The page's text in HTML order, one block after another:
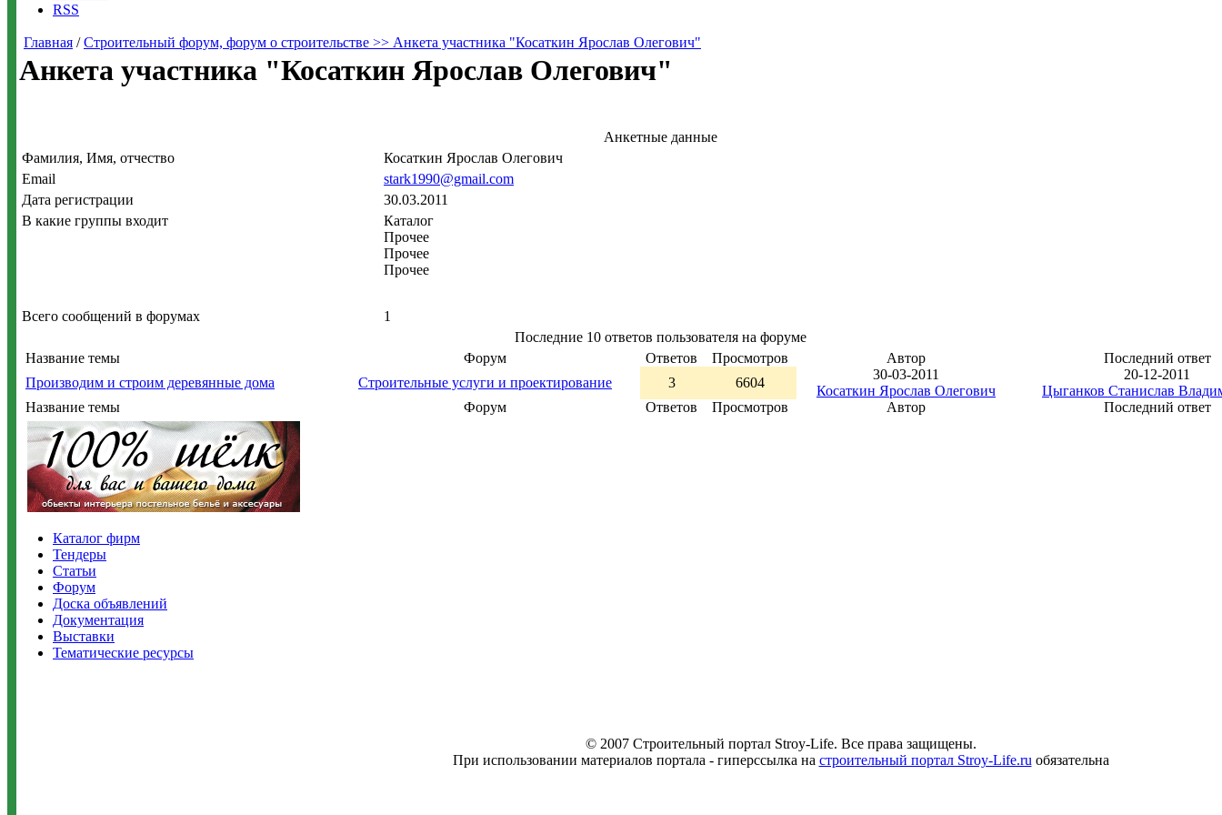
RSS
Главная /Строительный форум, форум о строительстве >> Анкета участника "Косаткин Ярослав Олегович"
Анкета участника "Косаткин Ярослав Олегович"
Анкетные данные
Фамилия, Имя, отчество
Косаткин Ярослав Олегович
Email
stark1990@gmail.com
Дата регистрации
30.03.2011
В какие группы входит
Каталог
Прочее
Прочее
Прочее
Всего сообщений в форумах
1
Последние 10 ответов пользователя на форуме
Название темы
Форум Ответов Просмотров Автор
Последний ответ
Производим и строим деревянные дома
Строительные услуги и проектирование 3 6604
30-03-2011
Косаткин Ярослав Олегович
20-12-2011
Цыганков Станислав
Название темы
Форум Ответов Просмотров Автор Последний ответ
Каталог фирм
Тендеры
Статьи
Форум
Доска объявлений
Документация
Выставки
Тематические ресурсы
© 2007 Строительный портал Stroy-Life. Все права защищены.
При использовании материалов портала - гиперссылка на строительный портал Stroy-Life.ru обязательна